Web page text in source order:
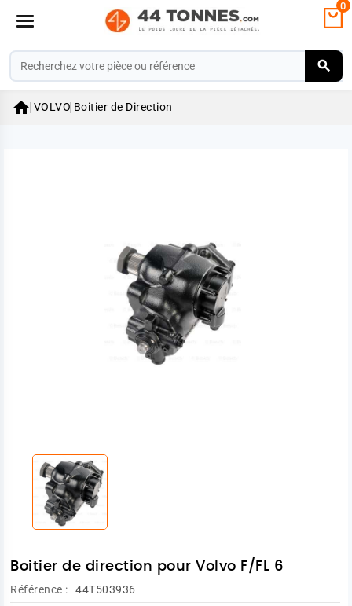
0
 VOLVO Boitier de Direction
Boitier de direction pour Volvo F/FL 6
Référence : 44T503936